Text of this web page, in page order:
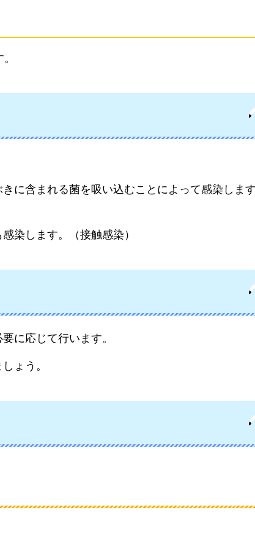
に含まれる菌を吸い込むことによって感染しま
染します。（接触感染）
に応じて行います。
ょう。